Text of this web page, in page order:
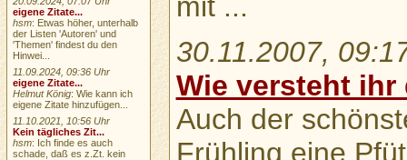
30.11.2007,
Wie versteht ihr
Auch der
Frühling eine
eigene Zitate...
hsm: Etwas höher, unterhalb
der Listen 'Autoren' und
'Themen' findest du den
Hinwei...
11.09.2024, 09:36 Uhr
eigene Zitate...
Helmut König: Wie kann ich
eigene Zitate hinzufügen...
11.10.2021, 10:56 Uhr
Kein tägliches Zit...
hsm: Ich finde es auch
schade, daß es z.Zt. kein